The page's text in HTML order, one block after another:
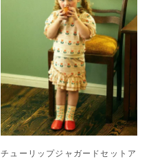
チューリップジャガードセットア